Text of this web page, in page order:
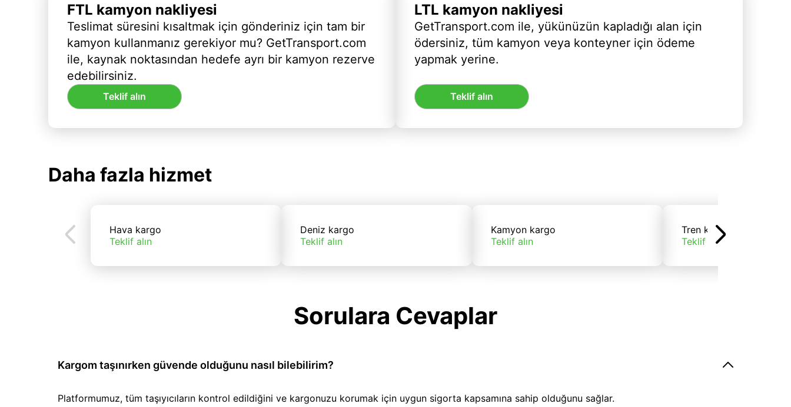
FTL kamyon nakliyesi
Teslimat süresini kısaltmak için gönderiniz için tam bir
kamyon kullanmanız gerekiyor mu? GetTransport.com
ile, kaynak noktasından hedefe ayrı bir kamyon rezerve
edebilirsiniz.
Teklif alın
LTL kamyon nakliyesi
GetTransport.com ile, yükünüzün kapladığı alan için
ödersiniz, tüm kamyon veya konteyner için ödeme
yapmak yerine.
Teklif alın
Daha fazla hizmet
Hava kargo
Teklif alın
Deniz kargo
Teklif alın
Kamyon kargo
Teklif alın
Tren kargo
Teklif alın
Sorulara Cevaplar
Kargom taşınırken güvende olduğunu nasıl bilebilirim?
Platformumuz, tüm taşıyıcıların kontrol edildiğini ve kargonuzu korumak için uygun sigorta kapsamına sahip olduğunu sağlar.